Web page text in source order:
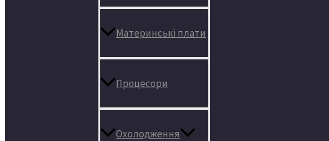
Материнські плати
Процесори
Охолодження